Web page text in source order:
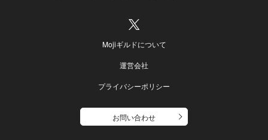
Mojiギルドについて
運営会社
プライバシーポリシー
お問い合わせ